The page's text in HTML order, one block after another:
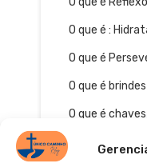
O que é :
O que é
O que é
O que é